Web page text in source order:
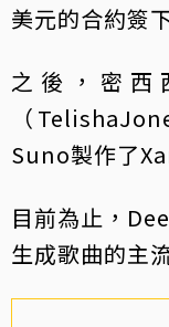
美元的合約簽
之後，密西
（
Suno製作了
目前為止，
生成歌曲的主